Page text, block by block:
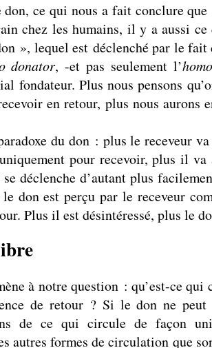
ce qui nous a fait conclure que
chez les humains, il y a aussi ce
», lequel est déclenché par le fait
donator, -et pas seulement l’
fondateur. Plus nous pensons
en retour, plus nous aurons
du don : plus le receveur
pour recevoir, plus il va
se déclenche d’autant plus
don est perçu par le receveur
Plus il est désintéressé, plus le
à notre question : qu’est-ce
de retour ? Si le don ne
de ce qui circule de façon
autres formes de circulation que